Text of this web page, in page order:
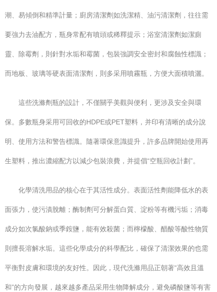
潮、易傾倒和精準計量；廚房清潔劑如洗潔精、油污清潔劑，往往需
要強力去油配方，瓶身常配有噴頭或稀釋提示；浴室清潔劑如潔廁
靈、除霉劑，則針對水垢和霉菌，包裝強調安全密封和腐蝕性標識；
而地板、玻璃等硬表面清潔劑，則多采用噴霧瓶，方便大面積噴灑。
這些洗滌劑瓶的設計，不僅關乎美觀與便利，更涉及安全與環
保。多數瓶身采用可回收的HDPE或PET塑料，并印有清晰的成分說
明、使用方法和警告標識。隨著環保意識提升，許多品牌開始使用再
生塑料，推出濃縮配方以減少包裝浪費，并提倡“空瓶回收計劃”。
化學清洗用品的核心在于其活性成分。表面活性劑能降低水的表
面張力，使污漬脫離；酶制劑可分解蛋白質、淀粉等有機污垢；消毒
成分如次氯酸鈉或季銨鹽，能有效殺菌；而檸檬酸、醋酸等酸性物質
則擅長溶解水垢。這些化學成分的科學配比，確保了清潔效果的也需
平衡對皮膚和環境的友好性。因此，現代洗滌用品正朝著“高效且溫
和”的方向發展，越來越多產品采用生物降解成分，避免磷酸鹽等有害